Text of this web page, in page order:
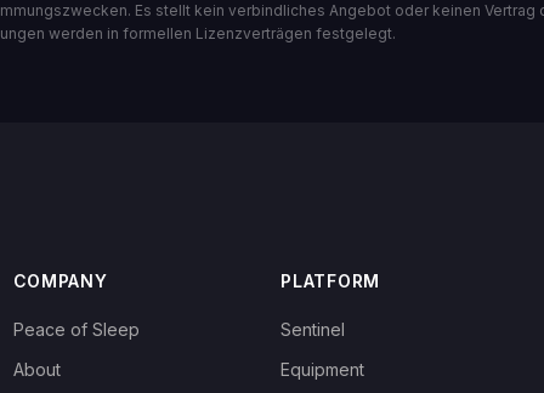
Es stellt kein verbindliches Angebot oder keinen Vertrag
werden in formellen Lizenzverträgen festgelegt.
COMPANY
Peace of Sleep
About
PLATFORM
Sentinel
Equipment